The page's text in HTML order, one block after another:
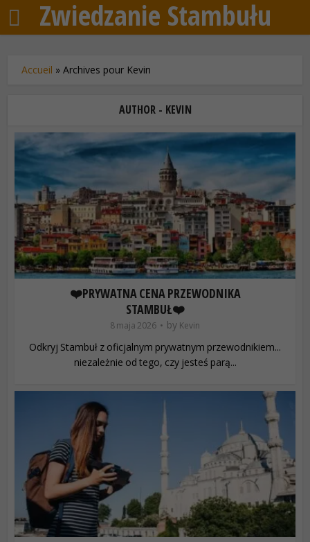
Zwiedzanie Stambułu
Accueil »Archives pour Kevin
AUTHOR - KEVIN
❤️PRYWATNA CENA PRZEWODNIKA
STAMBUŁ❤️
8 maja 2026 by Kevin
Odkryj Stambuł z oficjalnym prywatnym przewodnikiem...
niezależnie od tego, czy jesteś parą...